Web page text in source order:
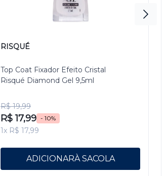
RISQUÉ
Top Coat Fixador Efeito Cristal
Risqué Diamond Gel 9,5ml
R$ 19,99
R$ 17,99 - 10%
1x R$ 17,99
ADICIONAR